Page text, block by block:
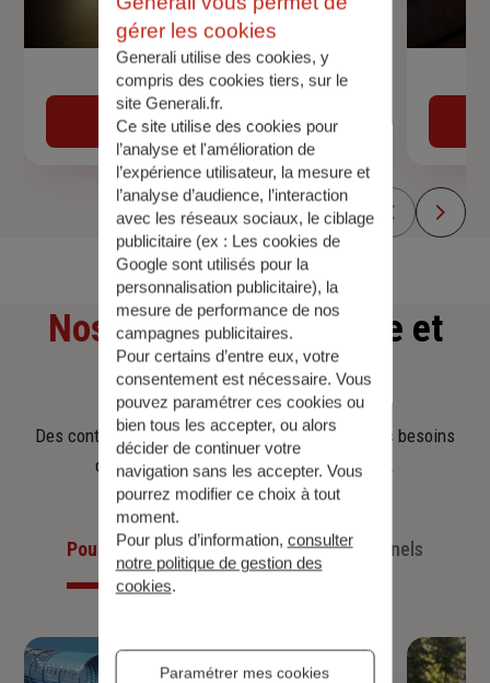
Devis assurance auto
Obtenir une estimation
Nos offresd'assurance et
d'épargne
Des contrats clairs et flexibles pour sécuriser vos besoins
d’aujourd’hui et anticiper ceux de demain.
Pour les particuliersPour les professionnels
gérer les cookies
Generali utilise des cookies, y
compris des cookies tiers, sur le
site Generali.fr.
Ce site utilise des cookies pour
l’analyse et l'amélioration de
l’expérience utilisateur, la mesure et
l’analyse d’audience, l’interaction
avec les réseaux sociaux, le ciblage
publicitaire (ex : Les cookies de
Google sont utilisés pour la
personnalisation publicitaire), la
mesure de performance de nos
campagnes publicitaires.
Pour certains d’entre eux, votre
consentement est nécessaire. Vous
pouvez paramétrer ces cookies ou
bien tous les accepter, ou alors
décider de continuer votre
navigation sans les accepter. Vous
pourrez modifier ce choix à tout
moment.
Pour plus d’information, consulter
notre politique de gestion des
cookies.
Paramétrer mes cookies